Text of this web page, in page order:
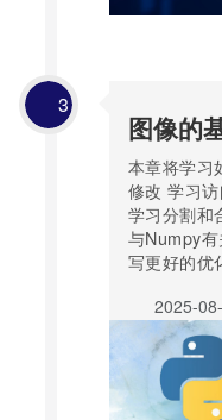
3
图像的
本章将学习
修改 学习
学习分割和
与Numpy
写更好的优
2025-